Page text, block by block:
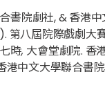
書院劇社, & 香港
第八屆院際戲劇大
時, 大會堂劇院. 香
港中文大學聯合書